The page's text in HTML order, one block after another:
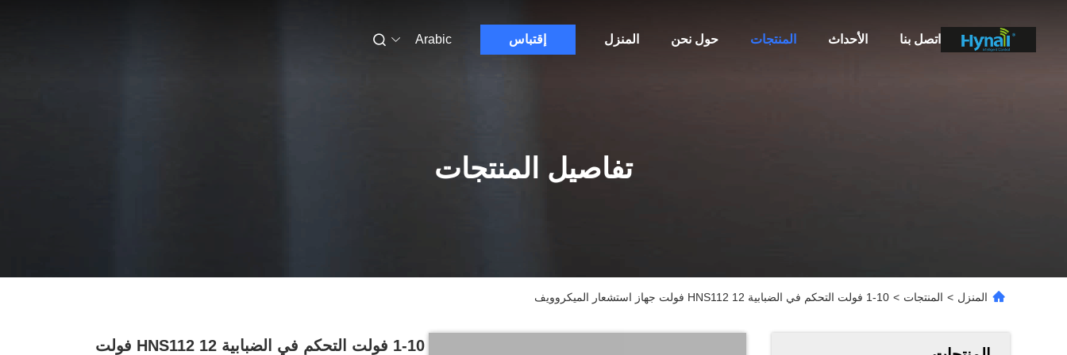
المنزل حول نحن المنتجات الأحداث اتصل بنا إقتباس Arabic
تفاصيل المنتجات
المنزل > المنتجات > 1-10 فولت التحكم في الضبابية HNS112 12 فولت جهاز استشعار الميكروويف
1-10 فولت التحكم في الضبابية HNS112 12 فولت